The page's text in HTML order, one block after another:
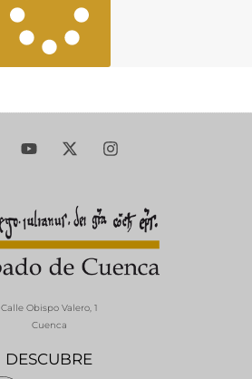
DESCUBRE
Calle Obispo Valero, 1
Cuenca